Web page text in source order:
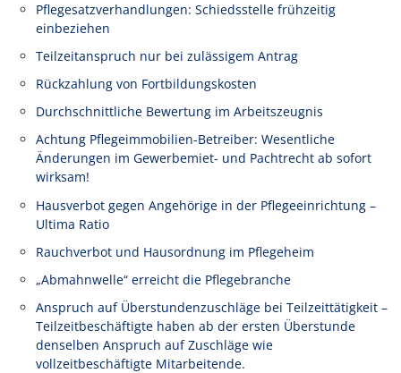
Pflegesatzverhandlungen: Schiedsstelle frühzeitig
einbeziehen
Teilzeitanspruch nur bei zulässigem Antrag
Rückzahlung von Fortbildungskosten
Durchschnittliche Bewertung im Arbeitszeugnis
Achtung Pflegeimmobilien-Betreiber: Wesentliche
Änderungen im Gewerbemiet- und Pachtrecht ab sofort
wirksam!
Hausverbot gegen Angehörige in der Pflegeeinrichtung –
Ultima Ratio
Rauchverbot und Hausordnung im Pflegeheim
„Abmahnwelle“ erreicht die Pflegebranche
Anspruch auf Überstundenzuschläge bei Teilzeittätigkeit –
Teilzeitbeschäftigte haben ab der ersten Überstunde
denselben Anspruch auf Zuschläge wie
vollzeitbeschäftigte Mitarbeitende.